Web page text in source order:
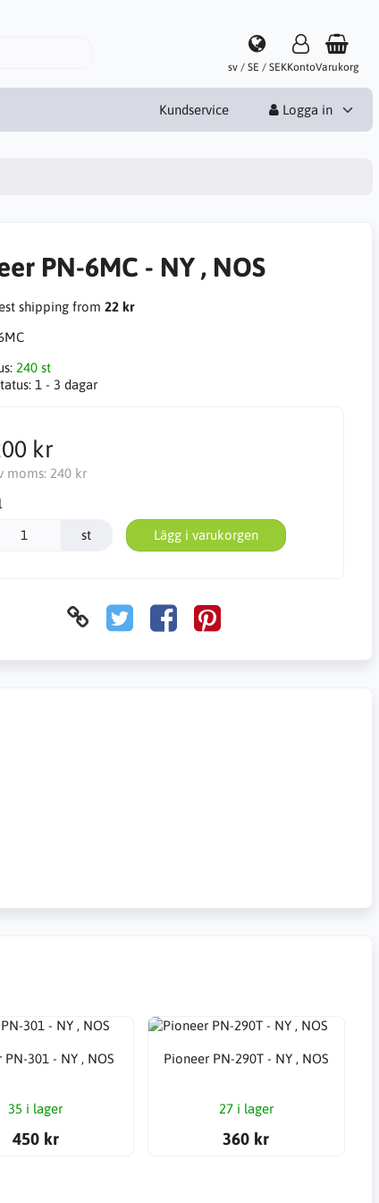
sv / SE / SEKKontoVarukorg
Kundservice Logga in
PN-6MC - NY , NOS
shipping from 22 kr
240 st
1 - 3 dagar
kr
moms: 240 kr
st Lägg i varukorgen
PN-301 - NY , NOS
35 i lager
450 kr
Pioneer PN-290T - NY , NOS
27 i lager
360 kr